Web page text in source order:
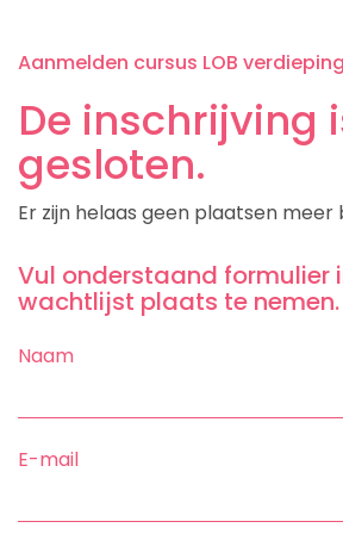
Aanmelden cursus LOB
De inschrijving
gesloten.
Er zijn helaas geen plaatsen meer
Vul onderstaand formulier
wachtlijst plaats te nemen.
Naam
E-mail